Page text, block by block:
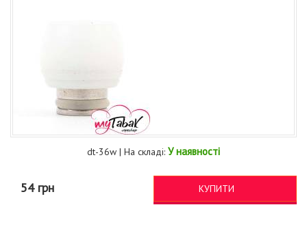
dt-36w | На складі: У наявності
54 грн КУПИТИ